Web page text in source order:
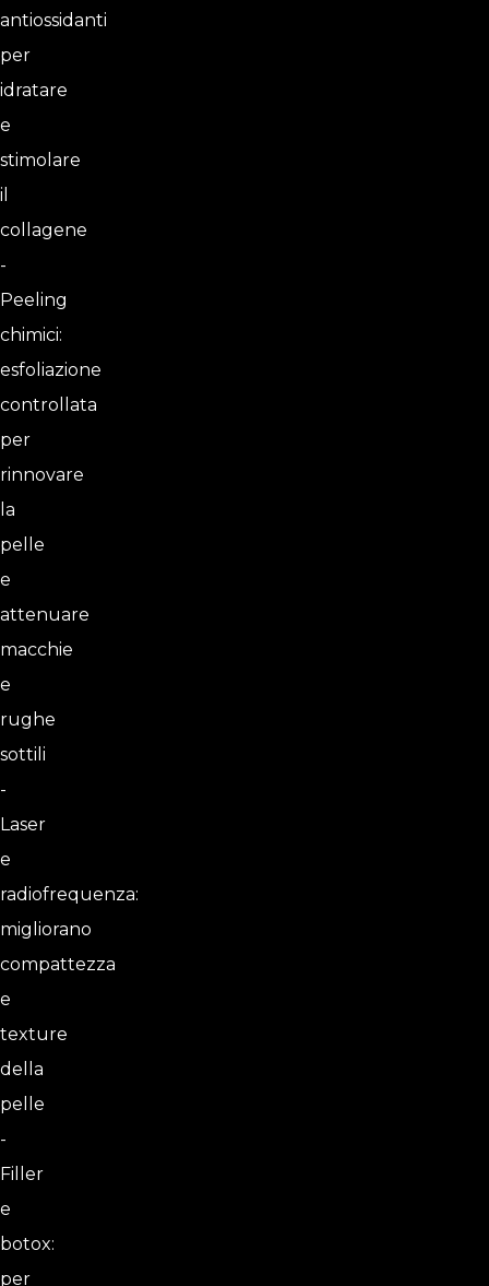
antiossidanti
per
idratare
e
stimolare
il
collagene
-
Peeling
chimici:
esfoliazione
controllata
per
rinnovare
la
pelle
e
attenuare
macchie
e
rughe
sottili
-
Laser
e
radiofrequenza:
migliorano
compattezza
e
texture
della
pelle
-
Filler
e
botox:
per